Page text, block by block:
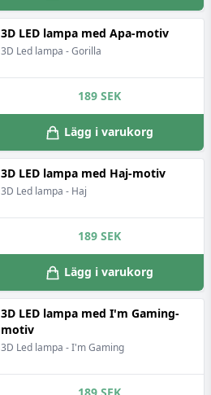
3D LED lampa med Apa-motiv
3D Led lampa - Gorilla
189 SEK
Lägg i varukorg
3D LED lampa med Haj-motiv
3D Led lampa - Haj
189 SEK
Lägg i varukorg
3D LED lampa med I'm Gaming-
motiv
3D Led lampa - I'm Gaming